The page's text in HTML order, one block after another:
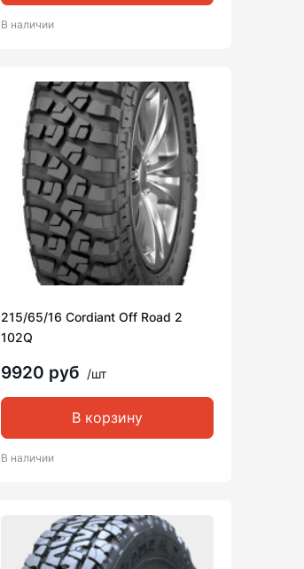
В наличии
215/65/16 Cordiant Off Road 2
102Q
9920 руб /шт
В корзину
В наличии